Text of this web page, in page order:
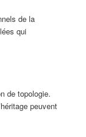
de la
qui
de topologie.
peuvent